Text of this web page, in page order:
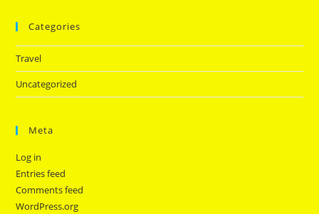
Categories
Travel
Uncategorized
Meta
Log in
Entries feed
Comments feed
WordPress.org